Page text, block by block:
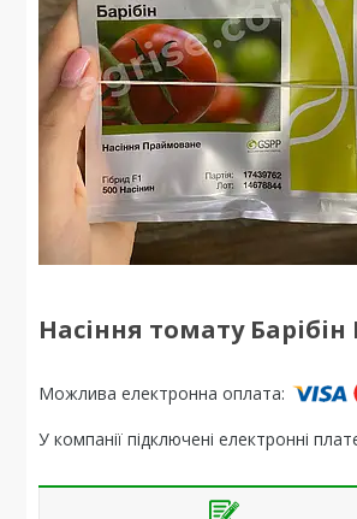
Насіння томату
У компанії підключені електронні